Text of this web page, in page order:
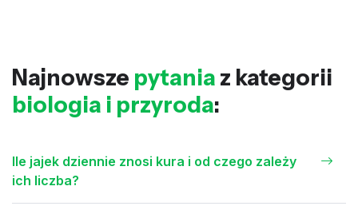
Najnowsze pytania z kategorii
biologia i przyroda:
Ile jajek dziennie znosi kura i od czego zależy
ich liczba?